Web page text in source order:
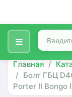
Главная
Болт ГБЦ
Porter II Bongo